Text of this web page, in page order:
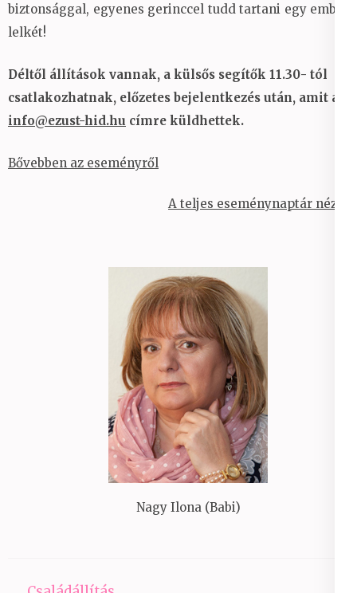
biztonsággal, egyenes gerinccel tudd tartani egy ember
lelkét!
Déltől állítások vannak, a külsős segítők 11.30- tól
csatlakozhatnak, előzetes bejelentkezés után, amit az
info@ezust-hid.hu címre küldhettek.
Bővebben az eseményről
A teljes eseménynaptár nézet
Nagy Ilona (Babi)